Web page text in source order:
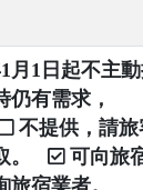
月1日起不主
仍有需求，
不提供，請
。
可向旅
宿業者。